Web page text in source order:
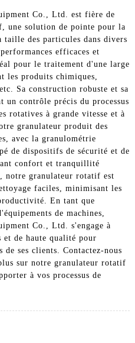
Co., Ltd. est fière de
une solution de pointe pour la
des particules dans divers
efficaces et
pour le traitement d'une large
les produits chimiques,
Sa construction robuste et sa
un contrôle précis du processus
rotatives à grande vitesse et à
granulateur produit des
avec la granulométrie
de dispositifs de sécurité et de
confort et tranquillité
notre granulateur rotatif est
faciles, minimisant les
En tant que
de machines,
Co., Ltd. s'engage à
de haute qualité pour
de ses clients. Contactez-nous
sur notre granulateur rotatif
à vos processus de